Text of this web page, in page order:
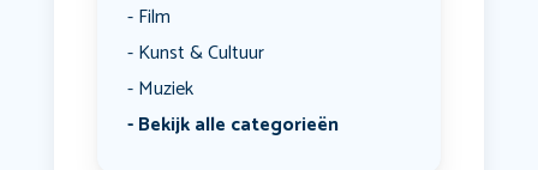
Film
Kunst & Cultuur
Muziek
Bekijk alle categorieën